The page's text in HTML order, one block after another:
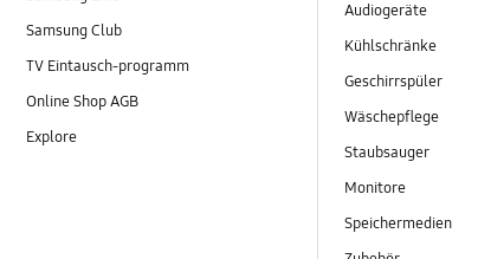
Samsung Club
TV Eintausch-programm
Online Shop AGB
Explore
Audiogeräte
Kühlschränke
Geschirrspüler
Wäschepflege
Staubsauger
Monitore
Speichermedien